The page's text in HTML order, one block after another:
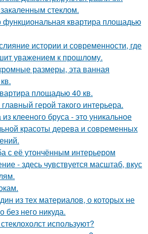
стеклом.
функциональная квартира площадью
истории и современности, где
уважением к прошлому.
размеры, эта ванная
площадью 40 кв.
герой такого интерьера.
клееного бруса - это уникальное
красоты дерева и современных
с её утончённым интерьером
- здесь чувствуется масштаб, вкус
из тех материалов, о которых не
него никуда.
используют?